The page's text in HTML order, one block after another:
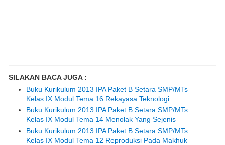
SILAKAN BACA JUGA :
Buku Kurikulum 2013 IPA Paket B Setara SMP/MTs
Kelas IX Modul Tema 16 Rekayasa Teknologi
Buku Kurikulum 2013 IPA Paket B Setara SMP/MTs
Kelas IX Modul Tema 14 Menolak Yang Sejenis
Buku Kurikulum 2013 IPA Paket B Setara SMP/MTs
Kelas IX Modul Tema 12 Reproduksi Pada Makhuk